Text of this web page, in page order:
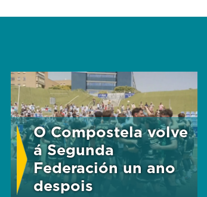
O Compostela volve
á Segunda
Federación un ano
despois